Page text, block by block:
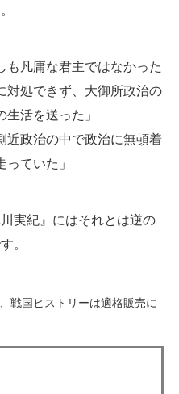
も凡庸な君主ではなかった
対処できず、大御所政治の
活を送った」
近政治の中で政治に無頓着
ていた」
実紀』にはそれとは逆の
。
戦国ヒストリーは適格販売に